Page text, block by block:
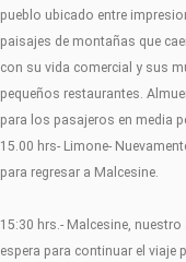
pueblo ubicado entre
paisajes de montañas que
con su vida comercial y sus
pequeños restaurantes.
para los pasajeros en media
15.00 hrs- Limone-
para regresar a Malcesine.
15:30 hrs.- Malcesine,
espera para continuar el viaje